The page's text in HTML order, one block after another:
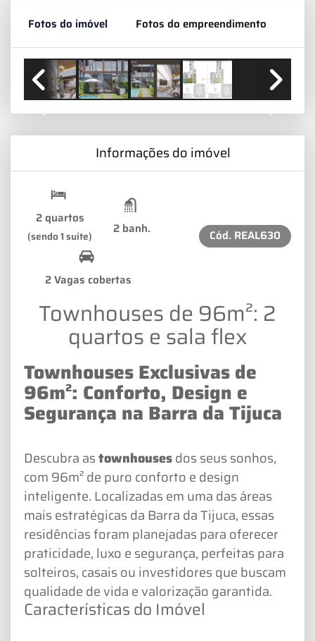
Fotos do imóvel Fotos do empreendimento
Previous Next
Informações do imóvel
2 quartos
(sendo 1 suíte) 2 banh.
2 Vagas cobertas
Cód. REAL630
Townhouses de 96m²: 2
quartos e sala flex
Townhouses Exclusivas de
96m²: Conforto, Design e
Segurança na Barra da Tijuca
Descubra astownhousesdos seus sonhos,
com 96m² de puro conforto e design
inteligente. Localizadas em uma das áreas
mais estratégicas da Barra da Tijuca, essas
residências foram planejadas para oferecer
praticidade, luxo e segurança, perfeitas para
solteiros, casais ou investidores que buscam
qualidade de vida e valorização garantida.
Características do Imóvel